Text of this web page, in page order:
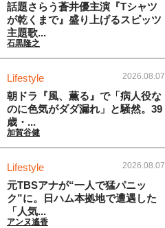
話題さらう蒼井優主演『Tシャツ
が乾くまで』盛り上げるスピッツ
主題歌...
石黒隆之
Lifestyle 2026.08.07
朝ドラ『風、薫る』で「病人役な
のに色気がダダ漏れ」と騒然。39
歳・...
加賀谷健
Lifestyle 2026.08.07
元TBSアナが“一人で猛パニッ
ク”に。日ハム本拠地で遭遇した
「人気...
アンヌ遙香